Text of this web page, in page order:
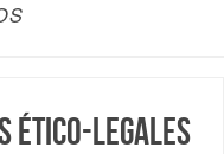
ético-legales